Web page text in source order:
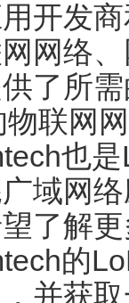
开发
网络
了所
联网
也
域网
了解
的
并获